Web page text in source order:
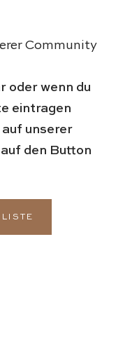
Community
oder wenn du
eintragen
unserer
den Button